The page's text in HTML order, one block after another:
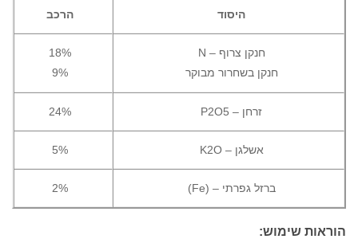
חנקן צרוף – N
חנקן בשחרור מבוקר
אשלגן – K2O
ברזל גפרתי – (Fe)
שימוש: